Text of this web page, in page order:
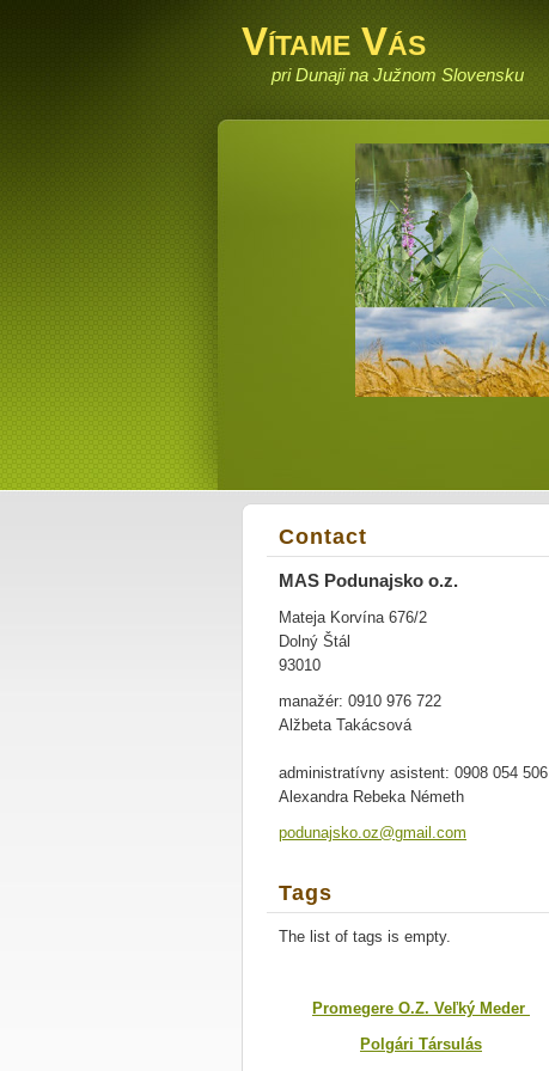
Vítame Vás
pri Dunaji na Južnom Slovensku
Contact
MAS Podunajsko o.z.
Mateja Korvína 676/2
Dolný Štál
93010
manažér: 0910 976 722
Alžbeta Takácsová
administratívny asistent: 0908 054 506
Alexandra Rebeka Németh
podunajs ko.oz@gmail.com
Tags
The list of tags is empty.
Promegere O.Z. Veľký Meder
Polgári Társulás